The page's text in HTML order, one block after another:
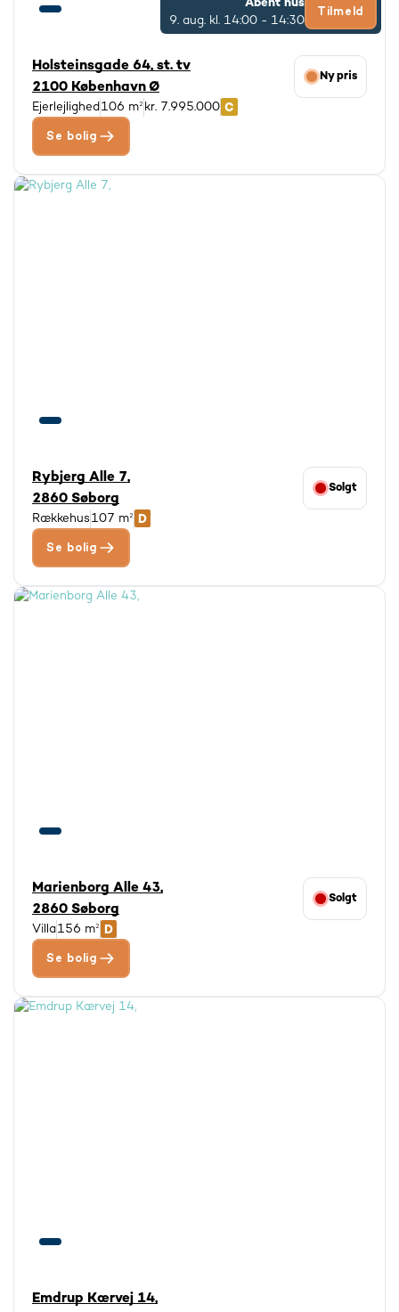
Åbent hus
9. aug. kl. 14:00 - 14:30
Tilmeld
Holsteinsgade 64, st. tv
2100 København Ø
Ny pris
Ejerlejlighed 106 m² kr. 7.995.000
Se bolig
Rybjerg Alle 7,
2860 Søborg
Solgt
Rækkehus 107 m²
Se bolig
Marienborg Alle 43,
2860 Søborg
Solgt
Villa156 m²
Se bolig
Emdrup Kærvej 14,